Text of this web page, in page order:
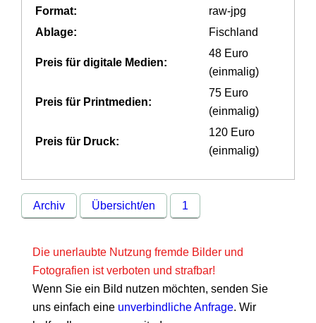
Format:
raw-jpg
Ablage:
Fischland
Preis für digitale Medien:
48 Euro
(einmalig)
Preis für Printmedien:
75 Euro
(einmalig)
Preis für Druck:
120 Euro
(einmalig)
Archiv Übersicht/en 1
Die unerlaubte Nutzung fremde Bilder und
Fotografien ist verboten und strafbar!
Wenn Sie ein Bild nutzen möchten, senden Sie
uns einfach eine unverbindliche Anfrage. Wir